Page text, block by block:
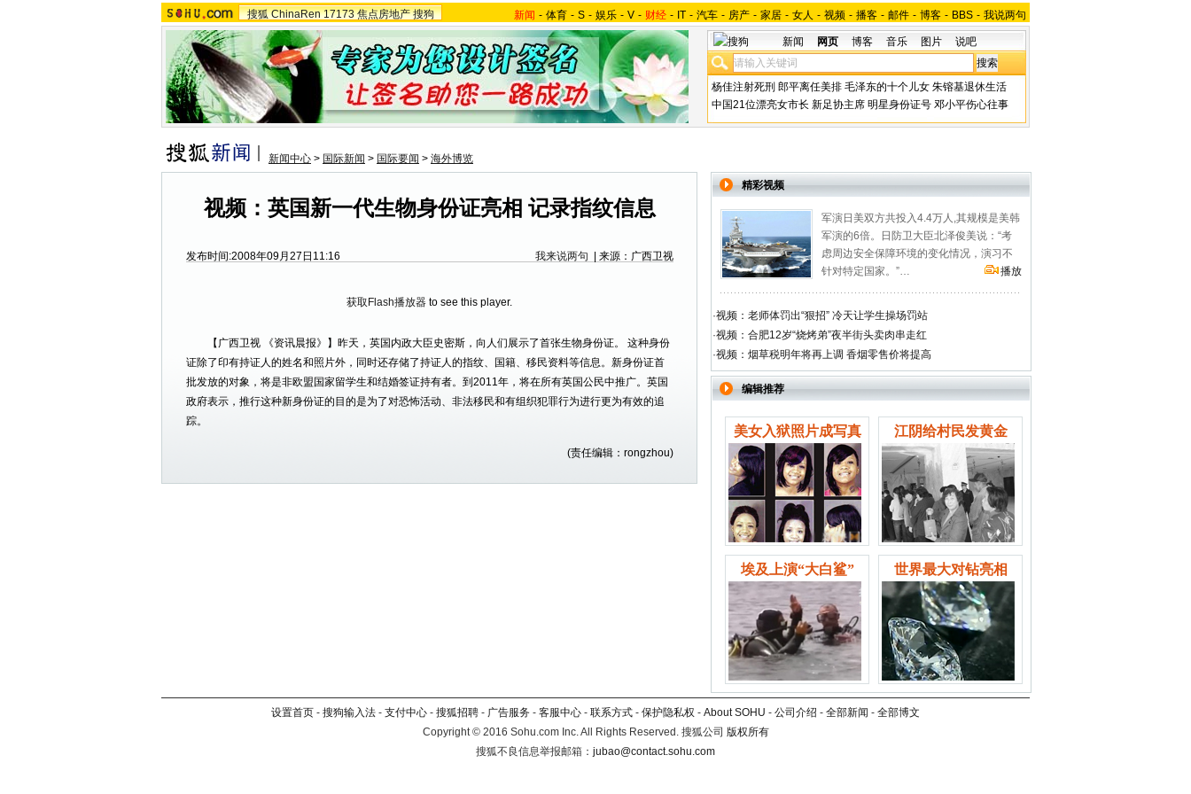
搜狐 ChinaRen 17173 焦点房地产 搜狗 新闻 - 体育 - S - 娱乐 - V - 财经 - IT - 汽车 - 房产 - 家居 - 女人 - 视频 - 播客 - 邮件 - 博客 - BBS - 我说两句
新闻 网页 博客 音乐 图片 说吧
杨佳注射死刑 郎平离任美排 毛泽东的十个儿女 朱镕基退休生活
中国21位漂亮女市长 新足协主席 明星身份证号 邓小平伤心往事
新闻中心 > 国际新闻 > 国际要闻 > 海外博览
视频：英国新一代生物身份证亮相 记录指纹信息
发布时间:2008年09月27日11:16 我来说两句 | 来源：广西卫视
获取Flash播放器 to see this player.
【广西卫视 《资讯晨报》】昨天，英国内政大臣史密斯，向人们展示了首张生物身份证。 这种身份
证除了印有持证人的姓名和照片外，同时还存储了持证人的指纹、国籍、移民资料等信息。新身份证首
批发放的对象，将是非欧盟国家留学生和结婚签证持有者。到2011年，将在所有英国公民中推广。英国
政府表示，推行这种新身份证的目的是为了对恐怖活动、非法移民和有组织犯罪行为进行更为有效的追
踪。
(责任编辑：rongzhou)
精彩视频
军演日美双方共投入4.4万人,其规模是美韩
军演的6倍。日防卫大臣北泽俊美说：“考
虑周边安全保障环境的变化情况，演习不
针对特定国家。”…
播放
·视频：老师体罚出“狠招” 冷天让学生操场罚站
·视频：合肥12岁“烧烤弟”夜半街头卖肉串走红
·视频：烟草税明年将再上调 香烟零售价将提高
编辑推荐
美女入狱照片成写真 江阴给村民发黄金
埃及上演“大白鲨” 世界最大对钻亮相
设置首页 - 搜狗输入法 - 支付中心 - 搜狐招聘 - 广告服务 - 客服中心 - 联系方式 - 保护隐私权 - About SOHU - 公司介绍 - 全部新闻 - 全部博文
Copyright©2016 Sohu.com Inc. All Rights Reserved. 搜狐公司 版权所有
搜狐不良信息举报邮箱： jubao@contact.sohu.com